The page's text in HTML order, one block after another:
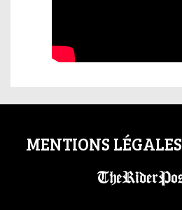
MENTIONS LÉGALES